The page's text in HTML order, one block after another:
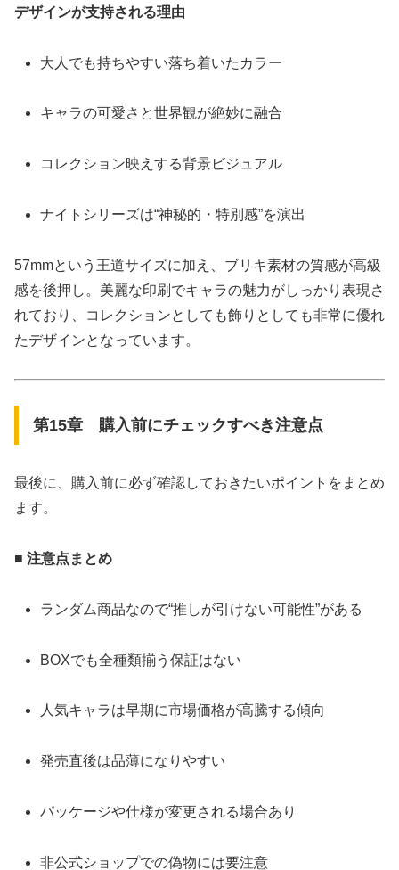
デザインが支持される理由
大人でも持ちやすい落ち着いたカラー
キャラの可愛さと世界観が絶妙に融合
コレクション映えする背景ビジュアル
ナイトシリーズは“神秘的・特別感”を演出
57mmという王道サイズに加え、ブリキ素材の質感が高級
感を後押し。美麗な印刷でキャラの魅力がしっかり表現さ
れており、コレクションとしても飾りとしても非常に優れ
たデザインとなっています。
第15章 購入前にチェックすべき注意点
最後に、購入前に必ず確認しておきたいポイントをまとめ
ます。
■ 注意点まとめ
ランダム商品なので“推しが引けない可能性”がある
BOXでも全種類揃う保証はない
人気キャラは早期に市場価格が高騰する傾向
発売直後は品薄になりやすい
パッケージや仕様が変更される場合あり
非公式ショップでの偽物には要注意